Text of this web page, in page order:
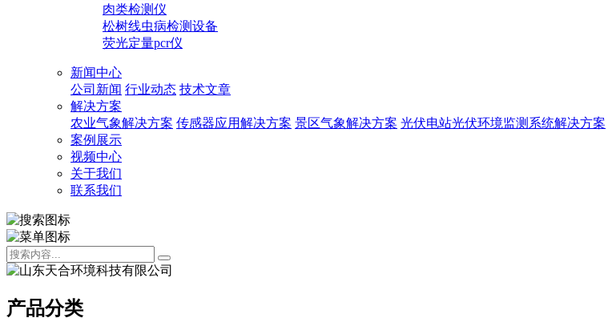
肉类检测仪
松树线虫病检测设备
荧光定量pcr仪
新闻中心
公司新闻 行业动态 技术文章
解决方案
农业气象解决方案 传感器应用解决方案 景区气象解决方案 光伏电站光伏环境监测系统解决方案
案例展示
视频中心
关于我们
联系我们
产品分类